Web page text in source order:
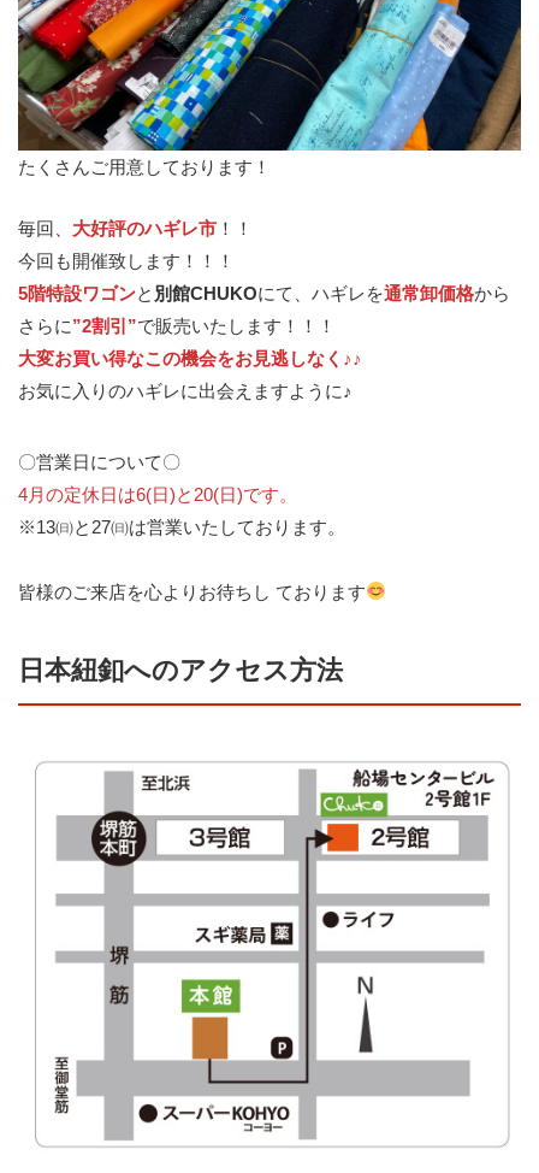
たくさんご用意しております！
毎回、 大好評のハギレ市 ！！
今回も開催致します！！！
5階特設ワゴンと 別館CHUKOにて、ハギレを通常卸価格から
さらに”2割引”で販売いたします！！！
大変お買い得なこの機会をお見逃しなく♪♪
お気に入りのハギレに出会えますように♪
〇営業日について〇
4月の定休日は6(日)と20(日)です。
※13㈰と27㈰は営業いたしております。
皆様のご来店を心よりお待ちし ております
日本紐釦へのアクセス方法